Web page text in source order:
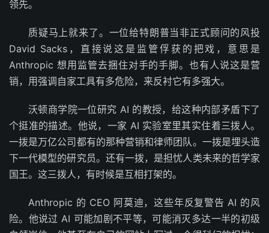
领先。
质疑马上就来了。一位给特朗普当非正式顾问的风投
David Sacks，直接说这是监管俘获的把戏，意思是
Anthropic 想用监管去捆住对手的手脚。也有人说这是营
销，用强调自家工具有多危险，来反衬它有多强大。
沃顿商学院一位研究 AI 的教授，给这种内部矛盾下了
个挺准的描述。他说，一家 AI 实验室里其实住着三拨人。
一拨是万亿公司都有的那种营销和律师团队。一拨是埋头造
下一代模型的研究员。还有一拨，是担忧人类未来的哲学家
国王。这三拨人，有时候是互相打架的。
Anthropic 的 CEO 阿莫迪，这些年反复警告 AI 的风
险。他说过 AI 可能加剧不平等，可能消灭多达一半的初级